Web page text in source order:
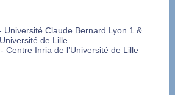
Université Claude Bernard Lyon 1 &
de Lille
- Centre Inria de l’Université de Lille